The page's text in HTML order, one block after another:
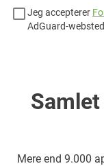
Jeg accepterer
AdGuard-
Mere end 9.000